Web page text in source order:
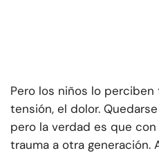
Pero los niños lo
tensión, el dolor.
pero la verdad es que
trauma a otra generación.